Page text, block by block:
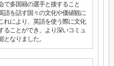
で多国籍の選手と接すること
語を話す国々の文化や価値観に
れにより、英語を使う際に文化
ることができ、より深いコミュ
なりました。